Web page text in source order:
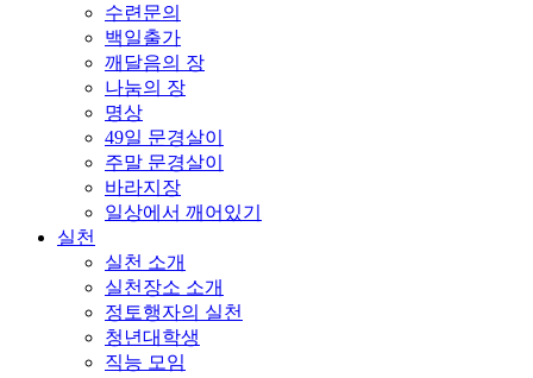
수련문의
백일출가
깨달음의 장
나눔의 장
명상
49일 문경살이
주말 문경살이
바라지장
일상에서 깨어있기
실천
실천 소개
실천장소 소개
정토행자의 실천
청년대학생
직능 모임